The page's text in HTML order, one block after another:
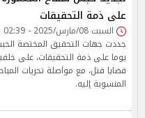
على ذمة التحقيقات
السبت 08/مارس/2025 - 02:39 م
يوما على ذمة التحقيقات، على
قضايا قتل، مع مواصلة تحريات
المنسوبة إليه.